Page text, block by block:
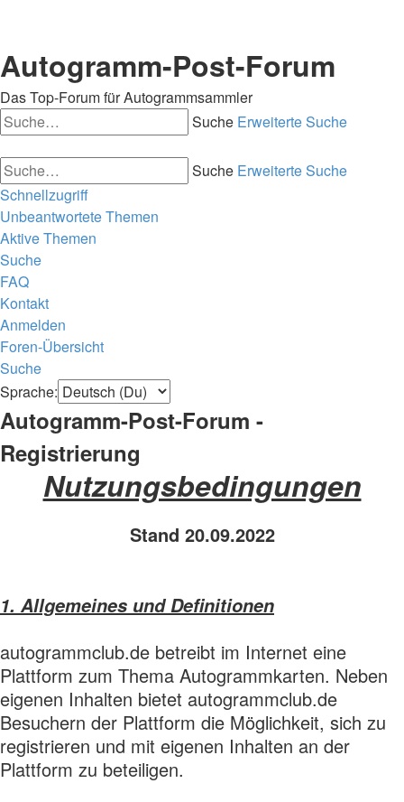
Autogramm-Post-Forum
Das Top-Forum für Autogrammsammler
Suche Erweiterte Suche
Suche Erweiterte Suche
Schnellzugriff
Unbeantwortete Themen
Aktive Themen
Suche
FAQ
Kontakt
Anmelden
Foren-Übersicht
Suche
Sprache:
Autogramm-Post-Forum -
Registrierung
Nutzungsbedingungen
Stand 20.09.2022
1. Allgemeines und Definitionen
autogrammclub.de betreibt im Internet eine
Plattform zum Thema Autogrammkarten. Neben
eigenen Inhalten bietet autogrammclub.de
Besuchern der Plattform die Möglichkeit, sich zu
registrieren und mit eigenen Inhalten an der
Plattform zu beteiligen.